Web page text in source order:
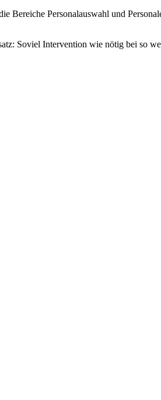
Bereiche Personal­auswahl und
Soviel Intervention wie nötig bei so